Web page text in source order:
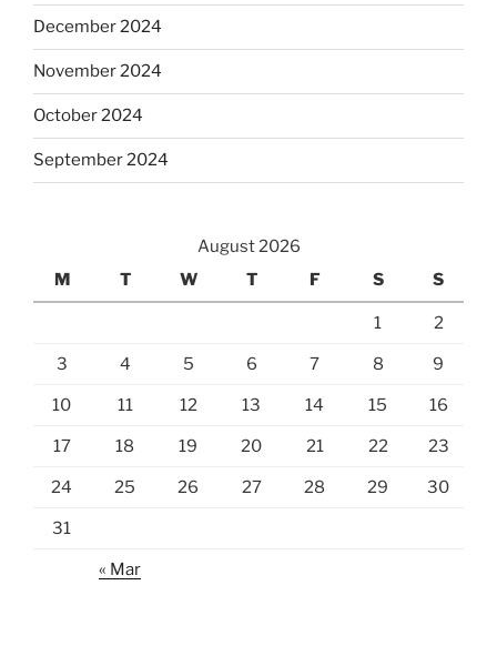
December 2024
November 2024
October 2024
September 2024
August 2026
M
T W T F S S
1 2
3 4 5 6 7 8 9
10 11 12 13 14 15 16
17 18 19 20 21 22 23
24 25 26 27 28 29 30
31
« Mar